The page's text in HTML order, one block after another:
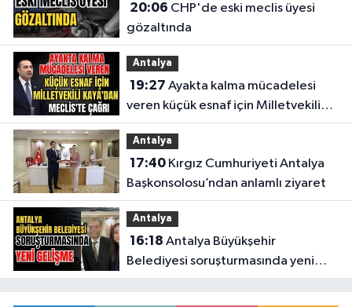
20:06
gözaltında
Antalya
19:27
veren küçük esnaf için Milletvekili
Kaya'dan Meclis'te çağrı
Antalya
17:40Kırgız Cumhuriyeti Antalya
Başkonsolosu’ndan anlamlı ziyaret
Antalya
16:18
Belediyesi soruşturmasında yeni
gelişme